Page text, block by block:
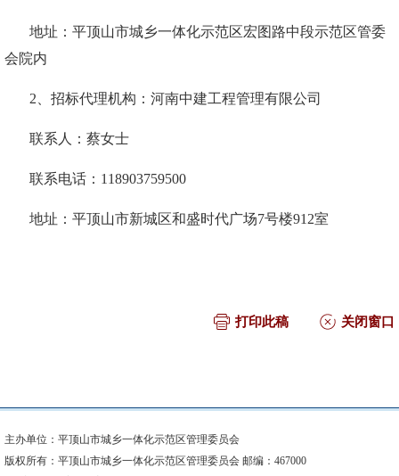
地址：平顶山市城乡一体化示范区宏图路中段示范区管委
会院内
2、招标代理机构：河南中建工程管理有限公司
联系人： 蔡女士
联系电话： 1 18903759500
地址：平顶山市新城区和盛时代广场7号楼912室
打印此稿 关闭窗口
主办单位：平顶山市城乡一体化示范区管理委员会
版权所有：平顶山市城乡一体化示范区管理委员会 邮编：467000